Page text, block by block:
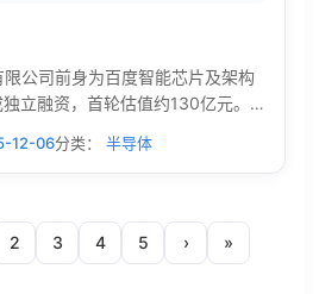
公司前身为百度智能芯片及架构
立融资，首轮估值约130亿元。公
软件系统和场景应用均有深厚积
12-06分类： 半导体
2 3 4 5 › »